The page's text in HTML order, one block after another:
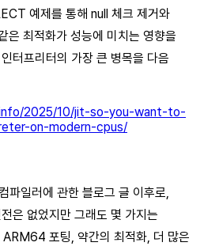
예제를 통해 null 체크 제거와
최적화가 성능에 미치는 영향을
터프리터의 가장 큰 병목을 다음
2025/10/jit-so-you-want-to-
on-modern-cpus/
일러에 관한 블로그 글 이후로,
은 없었지만 그래도 몇 가지는
포팅, 약간의 최적화, 더 많은